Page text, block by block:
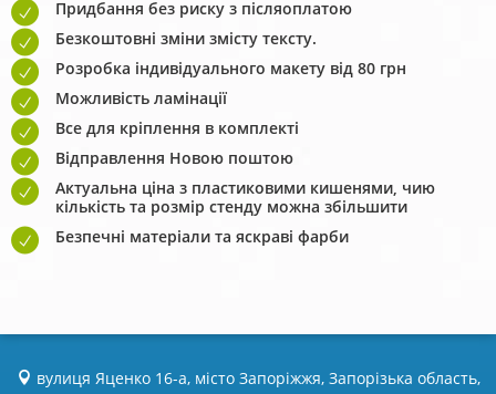
Придбання без риску з післяоплатою
Безкоштовні зміни змісту тексту.
Розробка індивідуального макету від 80 грн
Можливість ламінації
Все для кріплення в комплекті
Відправлення Новою поштою
Актуальна ціна з пластиковими кишенями, чию
кількість та розмір стенду можна збільшити
Безпечні матеріали та яскраві фарби
вулиця Яценко 16-а, місто Запоріжжя, Запорізька область,